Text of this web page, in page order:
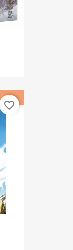
favorite_border